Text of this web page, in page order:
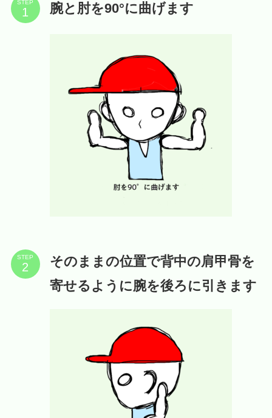
STEP 腕と肘を90°に曲げます
STEP
そのままの位置で背中の肩甲骨を
寄せるように腕を後ろに引きます